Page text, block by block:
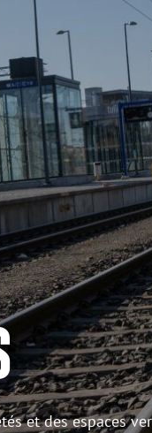
et des espaces